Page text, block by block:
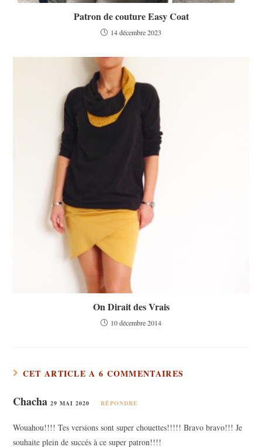
Patron de couture Easy Coat
14 décembre 2023
On Dirait des Vrais
10 décembre 2014
CET ARTICLE A 6 COMMENTAIRES
Chacha 29 MAI 2020 RÉPONDRE
Wouahou!!!! Tes versions sont super chouettes!!!!! Bravo bravo!!! Je
souhaite plein de succés à ce super patron!!!!